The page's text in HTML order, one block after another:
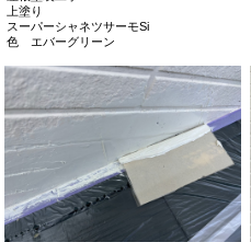
上塗り
スーパーシャネツサーモSi
色 エバーグリーン